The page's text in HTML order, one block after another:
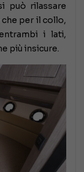
può rilassare
per il collo,
i lati,
più insicure.